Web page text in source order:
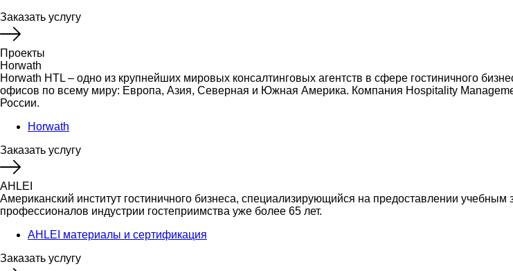
Заказать услугу
Проекты
Horwath
Horwath HTL – одно из крупнейших мировых консалтинговых агентств в сфере гостиничного
офисов по всему миру: Европа, Азия, Северная и Южная Америка. Компания Hospitality
России.
Horwath
Заказать услугу
AHLEI
Американский институт гостиничного бизнеса, специализирующийся на предоставлении
профессионалов индустрии гостеприимства уже более 65 лет.
AHLEI материалы и сертификация
Заказать услугу